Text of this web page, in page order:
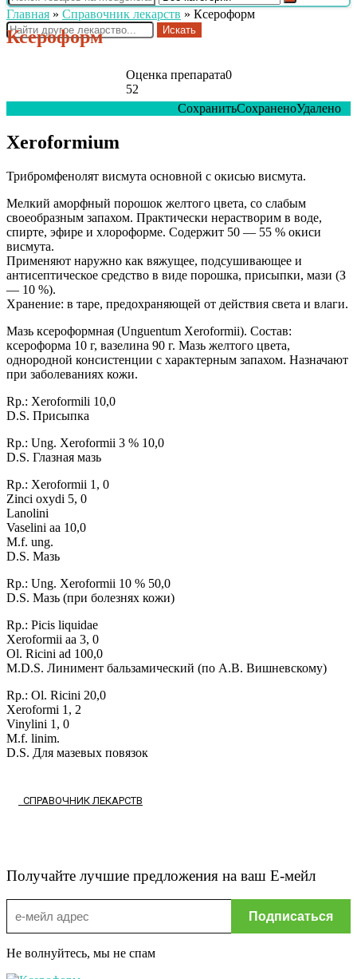
Главная » Справочник лекарств » Ксероформ
Искать
Ксероформ
Оценка препарата0
52
СохранитьСохраненоУдалено
Xeroformium
Трибромфенолят висмута основной с окисью висмута.
Мелкий аморфный порошок желтого цвета, со слабым
своеобразным запахом. Практически нерастворим в воде,
спирте, эфире и хлороформе. Содержит 50 — 55 % окиси
висмута.
Применяют наружно как вяжущее, подсушивающее и
антисептическое средство в виде порошка, присыпки, мази (З
— 10 %).
Хранение: в таре, предохраняющей от действия света и влаги.
Мазь ксероформная (Unguentum Хеrоformii). Состав:
ксероформа 10 г, вазелина 90 г. Мазь желтого цвета,
однородной консистенции с характерным запахом. Назначают
при заболеваниях кожи.
Rp.: Хеrоfоrmili 10,0
D.S. Присыпка
Rр.: Ung. Хеroformii 3 % 10,0
D.S. Глазная мазь
Rp.: Xeroformii 1, 0
Zinci oxydi 5, 0
Lanolini
Vaselini aa 10,0
M.f. ung.
D.S. Maзь
Rp.: Ung. Xeroformii 10 % 50,0
D.S. Maзь (при болезнях кожи)
Rp.: Picis liquidae
Xeroformii aa 3, 0
Ol. Ricini ad 100,0
M.D.S. Линимент бальзамический (по А.В. Вишневскому)
Rp.: Ol. Ricini 20,0
Xeroformi 1, 2
Vinylini 1, 0
M.f. linim.
D.S. Для мазевых повязок
СПРАВОЧНИК ЛЕКАРСТВ
Получайте лучшие предложения на ваш Е-мейл
Не волнуйтесь, мы не спам